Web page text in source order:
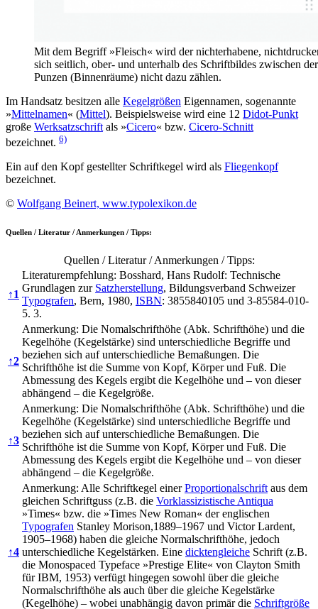
Mit dem Begriff »Fleisch« wird der nichterhabene,
sich seitlich, ober- und unterhalb des Schriftbildes zwischen
Punzen (Binnenräume) nicht dazu zählen.
Im Handsatz besitzen alle Kegelgrößen Eigennamen, sogenannte
»Mittelnamen« (Mittel). Beispielsweise wird eine 12 Didot-Punkt
große Werksatzschrift als »Cicero« bzw. Cicero-Schnitt
bezeichnet. 6)
Ein auf den Kopf gestellter Schriftkegel wird als Fliegenkopf
bezeichnet.
© Wolfgang Beinert, www.typolexikon.de
Quellen / Literatur / Anmerkungen / Tipps:
Quellen / Literatur / Anmerkungen / Tipps:
↑1
Literaturempfehlung: Bosshard, Hans Rudolf: Technische
Grundlagen zur Satzherstellung, Bildungsverband Schweizer
Typografen, Bern, 1980, ISBN: 3855840105 und 3-85584-010-
5. 3.
↑2
Anmerkung: Die Nomalschrifthöhe (Abk. Schrifthöhe) und die
Kegelhöhe (Kegelstärke) sind unterschiedliche Begriffe und
beziehen sich auf unterschiedliche Bemaßungen. Die
Schrifthöhe ist die Summe von Kopf, Körper und Fuß. Die
Abmessung des Kegels ergibt die Kegelhöhe und – von dieser
abhängend – die Kegelgröße.
↑3
Anmerkung: Die Nomalschrifthöhe (Abk. Schrifthöhe) und die
Kegelhöhe (Kegelstärke) sind unterschiedliche Begriffe und
beziehen sich auf unterschiedliche Bemaßungen. Die
Schrifthöhe ist die Summe von Kopf, Körper und Fuß. Die
Abmessung des Kegels ergibt die Kegelhöhe und – von dieser
abhängend – die Kegelgröße.
↑4
Anmerkung: Alle Schriftkegel einerProportionalschrift aus dem
gleichen Schriftguss (z.B. die Vorklassizistische Antiqua
»Times« bzw. die »Times New Roman« der englischen
Typografen Stanley Morison,1889–1967 und Victor Lardent,
1905–1968) haben die gleiche Normalschrifthöhe, jedoch
unterschiedliche Kegelstärken. Eine dicktengleiche Schrift (z.B.
die Monospaced Typeface »Prestige Elite« von Clayton Smith
für IBM, 1953) verfügt hingegen sowohl über die gleiche
Normalschrifthöhe als auch über die gleiche Kegelstärke
(Kegelhöhe) – wobei unabhängig davon primär die Schriftgröße